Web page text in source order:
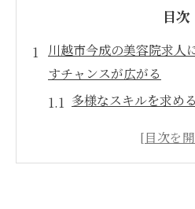
目次
川越市今成の美容院求人
すチャンスが広がる
多様なスキルを求め